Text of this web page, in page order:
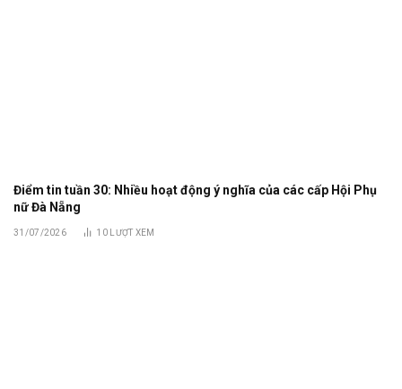
Điểm tin tuần 30: Nhiều hoạt động ý nghĩa của các cấp Hội Phụ
nữ Đà Nẵng
31/07/2026 10 LƯỢT XEM